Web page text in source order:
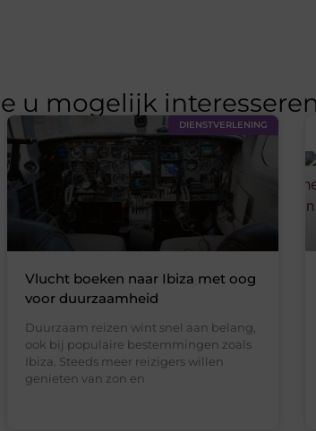
u mogelijk
DIENSTVERLENING
Vlucht boeken naar Ibiza met oog
voor duurzaamheid
Duurzaam reizen wint snel aan belang,
ook bij populaire bestemmingen zoals
Ibiza. Steeds meer reizigers willen
genieten van zon en